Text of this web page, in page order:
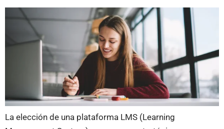
La elección de una plataforma LMS (Learning